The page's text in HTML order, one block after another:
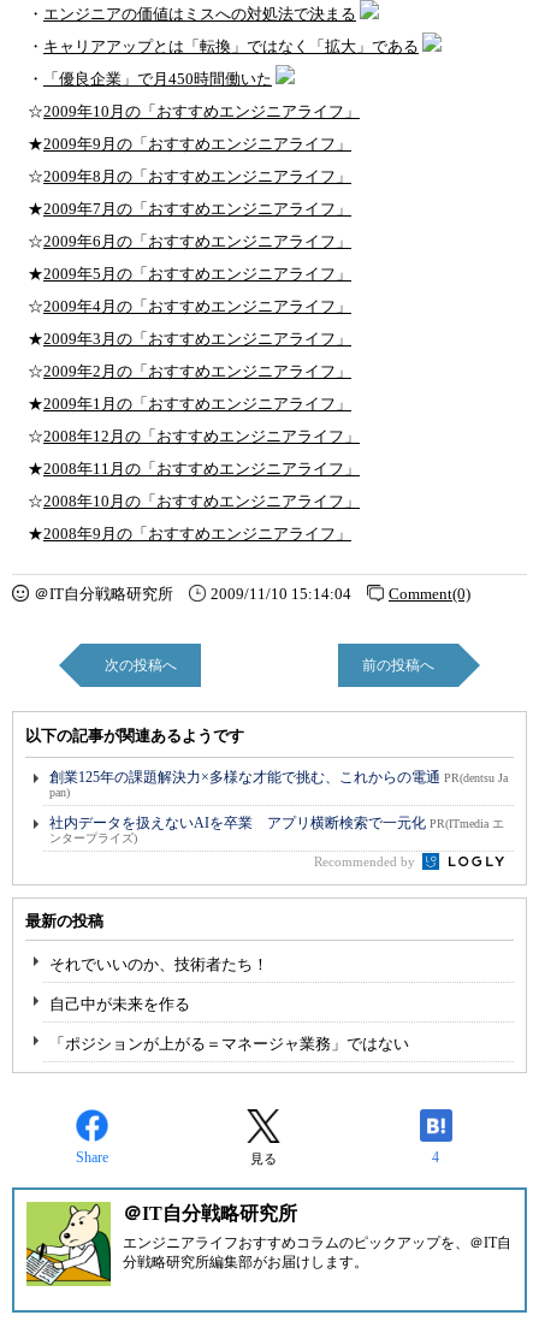
・ エンジニアの価値はミスへの対処法で決まる
・ キャリアアップとは「転換」ではなく「拡大」である
・
「優良企業」で月450時間働いた
☆2009年10月の「おすすめエンジニアライフ」
★2009年9月の「おすすめエンジニアライフ」
☆2009年8月の「おすすめエンジニアライフ」
★2009年7月の「おすすめエンジニアライフ」
☆2009年6月の「おすすめエンジニアライフ」
★2009年5月の「おすすめエンジニアライフ」
☆2009年4月の「おすすめエンジニアライフ」
★2009年3月の「おすすめエンジニアライフ」
☆2009年2月の「おすすめエンジニアライフ」
★2009年1月の「おすすめエンジニアライフ」
☆2008年12月の「おすすめエンジニアライフ」
★2008年11月の「おすすめエンジニアライフ」
☆2008年10月の「おすすめエンジニアライフ」
★2008年9月の「おすすめエンジニアライフ」
＠IT自分戦略研究所 2009/11/10 15:14:04 Comment(0)
次の投稿へ 前の投稿へ
以下の記事が関連あるようです
創業125年の課題解決力×多様な才能で挑む、これからの電通 PR(dentsu Ja
pan)
社内データを扱えないAIを卒業 アプリ横断検索で一元化 PR(ITmedia エ
ンタープライズ)
Recommended by
最新の投稿
それでいいのか、技術者たち！
自己中が未来を作る
「ポジションが上がる＝マネージャ業務」ではない
Share 見る 4
＠IT自分戦略研究所
エンジニアライフおすすめコラムのピックアップを、 ＠IT自
分戦略研究所編集部がお届けします。